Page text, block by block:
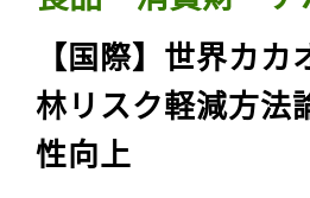
【国際】世界カ
林リスク軽減方法
性向上